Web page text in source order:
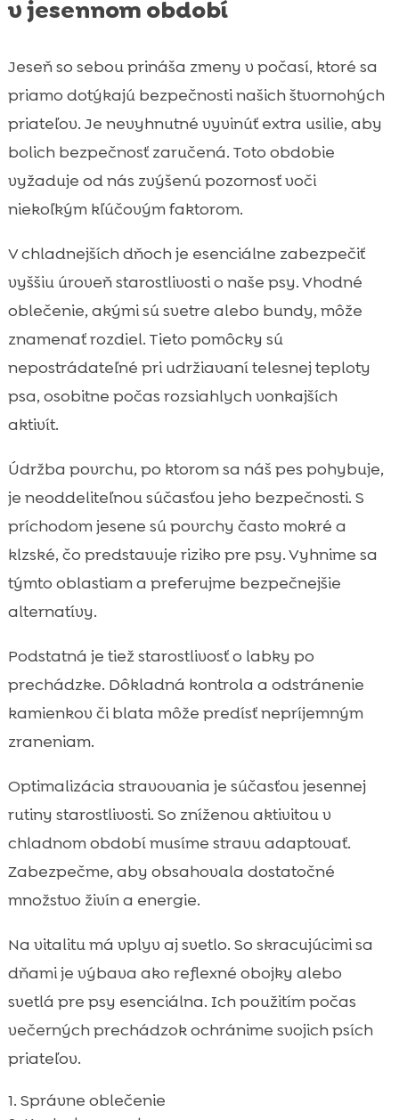
v jesennom období
Jeseň so sebou prináša zmeny v počasí, ktoré sa
priamo dotýkajú bezpečnosti našich štvornohých
priateľov. Je nevyhnutné vyvinúť extra usilie, aby
bolich bezpečnosť zaručená. Toto obdobie
vyžaduje od nás zvýšenú pozornosť voči
niekoľkým kľúčovým faktorom.
V chladnejších dňoch je esenciálne zabezpečiť
vyššiu úroveň starostlivosti o naše psy. Vhodné
oblečenie, akými sú svetre alebo bundy, môže
znamenať rozdiel. Tieto pomôcky sú
nepostrádateľné pri udržiavaní telesnej teploty
psa, osobitne počas rozsiahlych vonkajších
aktivít.
Údržba povrchu, po ktorom sa náš pes pohybuje,
je neoddeliteľnou súčasťou jeho bezpečnosti. S
príchodom jesene sú povrchy často mokré a
klzské, čo predstavuje riziko pre psy. Vyhnime sa
týmto oblastiam a preferujme bezpečnejšie
alternatívy.
Podstatná je tiež starostlivosť o labky po
prechádzke. Dôkladná kontrola a odstránenie
kamienkov či blata môže predísť nepríjemným
zraneniam.
Optimalizácia stravovania je súčasťou jesennej
rutiny starostlivosti. So zníženou aktivitou v
chladnom období musíme stravu adaptovať.
Zabezpečme, aby obsahovala dostatočné
množstvo živín a energie.
Na vitalitu má vplyv aj svetlo. So skracujúcimi sa
dňami je výbava ako reflexné obojky alebo
svetlá pre psy esenciálna. Ich použitím počas
večerných prechádzok ochránime svojich psích
priateľov.
Správne oblečenie